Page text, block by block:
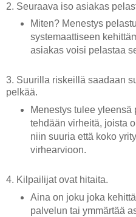
2. Seuraava iso asiakas
Miten? Menestys
systemaattiseen
asiakas voisi pelastaa
3. Suurilla riskeillä saadaan
pelkää.
Menestys tulee
tehdään virheitä, joista
niin suuria että koko
virhearvioon.
4. Kilpailijat ovat hitaita.
Aina on joku joka
palvelun tai ymmärtää